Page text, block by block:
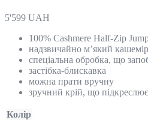
5'599 UAH
100% Cashmere Half-Zip
надзвичайно м’який кашемір
спеціальна обробка, що
застібка-блискавка
можна прати вручну
зручний крій, що
Колір